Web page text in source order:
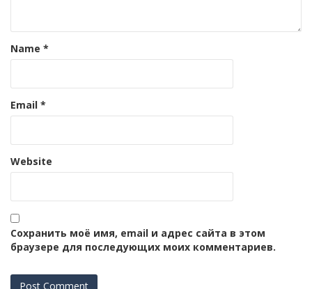
Name *
Email *
Website
Сохранить моё имя, email и адрес сайта в этом
браузере для последующих моих комментариев.